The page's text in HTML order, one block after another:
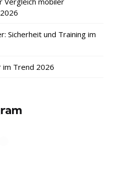
Sicherheit und Training im
im Trend 2026